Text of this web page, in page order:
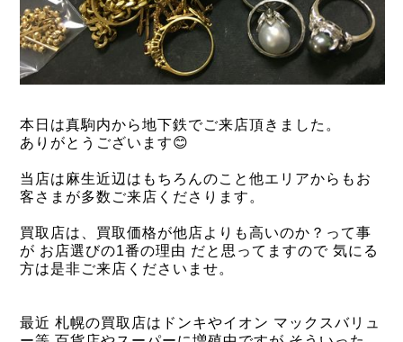
本日は真駒内から地下鉄でご来店頂きました。
ありがとうございます😊
当店は麻生近辺はもちろんのこと他エリアからもお
客さまが多数ご来店くださります。
買取店は、買取価格が他店よりも高いのか？って事
が お店選びの1番の理由 だと思ってますので 気にる
方は是非ご来店くださいませ。
最近 札幌の買取店はドンキやイオン マックスバリュ